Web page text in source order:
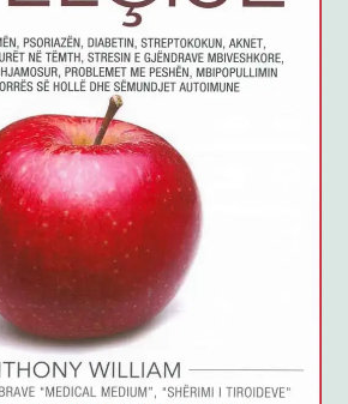
Anglisht
Ditarë
Evente
Blog